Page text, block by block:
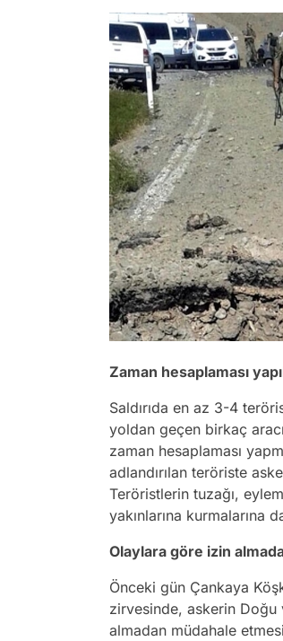
Zaman hesaplaması
Saldırıda en az 3-4
yoldan geçen birkaç
zaman hesaplaması
adlandırılan teröriste
Teröristlerin tuzağı,
yakınlarına kurmalarına
Olaylara göre izin
Önceki gün Çankaya
zirvesinde, askerin Doğu
almadan müdahale